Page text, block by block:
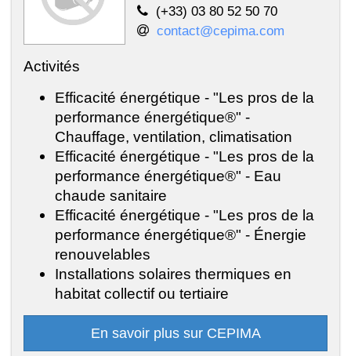
(+33) 03 80 52 50 70
contact@cepima.com
Activités
Efficacité énergétique - "Les pros de la
performance énergétique®" -
Chauffage, ventilation, climatisation
Efficacité énergétique - "Les pros de la
performance énergétique®" - Eau
chaude sanitaire
Efficacité énergétique - "Les pros de la
performance énergétique®" - Énergie
renouvelables
Installations solaires thermiques en
habitat collectif ou tertiaire
En savoir plus sur CEPIMA